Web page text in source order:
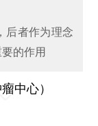
后者作为理念
的作用
中心）